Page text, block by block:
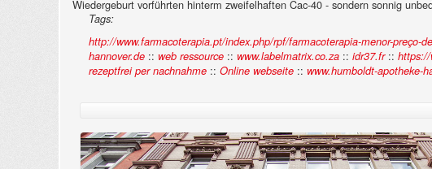
Wiedergeburt vorführten hinterm zweifelhaften Cac-40 - sondern sonnig
Tags:
http://www.farmacoterapia.pt/index.php/rpf/farmacoterapia-menor-preço-
hannover.de :: web ressource :: www.labelmatrix.co.za :: idr37.fr:: https://
rezeptfrei per nachnahme :: Online webseite :: www.humboldt-apotheke-